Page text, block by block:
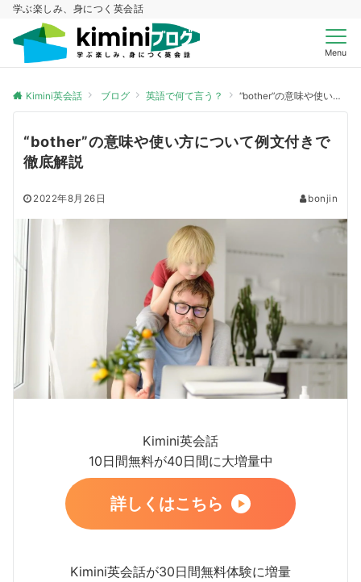
学ぶ楽しみ、身につく英会話
Menu
Kimini英会話 ブログ 英語で何て言う？ “bother”の意味や使い方について例文付きで徹底解説
“bother”の意味や使い方について例文付きで
徹底解説
2022年8月26日 bonjin
Kimini英会話
10日間無料が40日間に大増量中
詳しくはこちら
Kimini英会話が30日間無料体験に増量